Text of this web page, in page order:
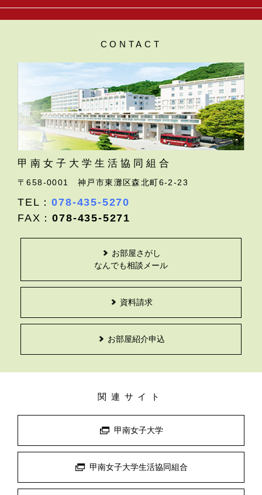
CONTACT
甲南女子大学生活協同組合
〒658-0001神戸市東灘区森北町6-2-23
TEL：078-435-5270
FAX：078-435-5271
お部屋さがし
なんでも相談メール
資料請求
お部屋紹介申込
関連サイト
甲南女子大学
甲南女子大学生活協同組合